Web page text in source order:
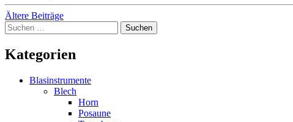
Beitragsnavigation
Ältere Beiträge
Suchen
nach:
Kategorien
Blasinstrumente
Blech
Horn
Posaune